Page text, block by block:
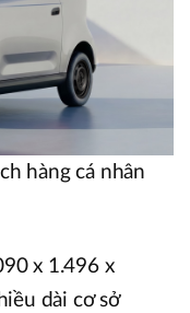
hàng cá nhân
x 1.496 x
dài cơ sở